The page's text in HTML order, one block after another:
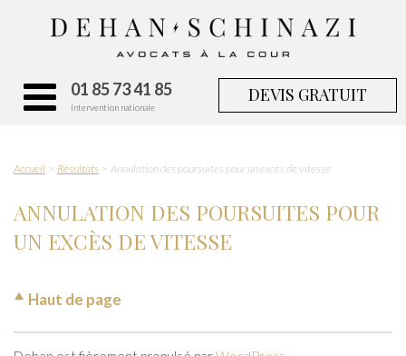
01 85 73 41 85
Intervention nationale
DEVIS GRATUIT
Accueil Résultats Annulation des poursuites pour un excès de vitesse
ANNULATION DES POURSUITES POUR
UN EXCÈS DE VITESSE
Haut de page